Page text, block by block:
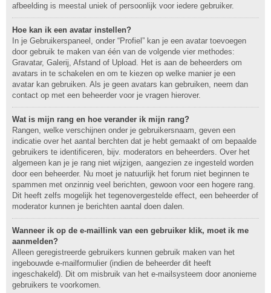
afbeelding is meestal uniek of persoonlijk voor iedere gebruiker.
Hoe kan ik een avatar instellen?
In je Gebruikerspaneel, onder “Profiel” kan je een avatar toevoegen
door gebruik te maken van één van de volgende vier methodes:
Gravatar, Galerij, Afstand of Upload. Het is aan de beheerders om
avatars in te schakelen en om te kiezen op welke manier je een
avatar kan gebruiken. Als je geen avatars kan gebruiken, neem dan
contact op met een beheerder voor je vragen hierover.
Wat is mijn rang en hoe verander ik mijn rang?
Rangen, welke verschijnen onder je gebruikersnaam, geven een
indicatie over het aantal berchten dat je hebt gemaakt of om bepaalde
gebruikers te identificeren, bijv. moderators en beheerders. Over het
algemeen kan je je rang niet wijzigen, aangezien ze ingesteld worden
door een beheerder. Nu moet je natuurlijk het forum niet beginnen te
spammen met onzinnig veel berichten, gewoon voor een hogere rang.
Dit heeft zelfs mogelijk het tegenovergestelde effect, een beheerder of
moderator kunnen je berichten aantal doen dalen.
Wanneer ik op de e-maillink van een gebruiker klik, moet ik me
aanmelden?
Alleen geregistreerde gebruikers kunnen gebruik maken van het
ingebouwde e-mailformulier (indien de beheerder dit heeft
ingeschakeld). Dit om misbruik van het e-mailsysteem door anonieme
gebruikers te voorkomen.